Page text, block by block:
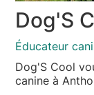
Dog'S
Éducateur
Dog'S Cool
canine à